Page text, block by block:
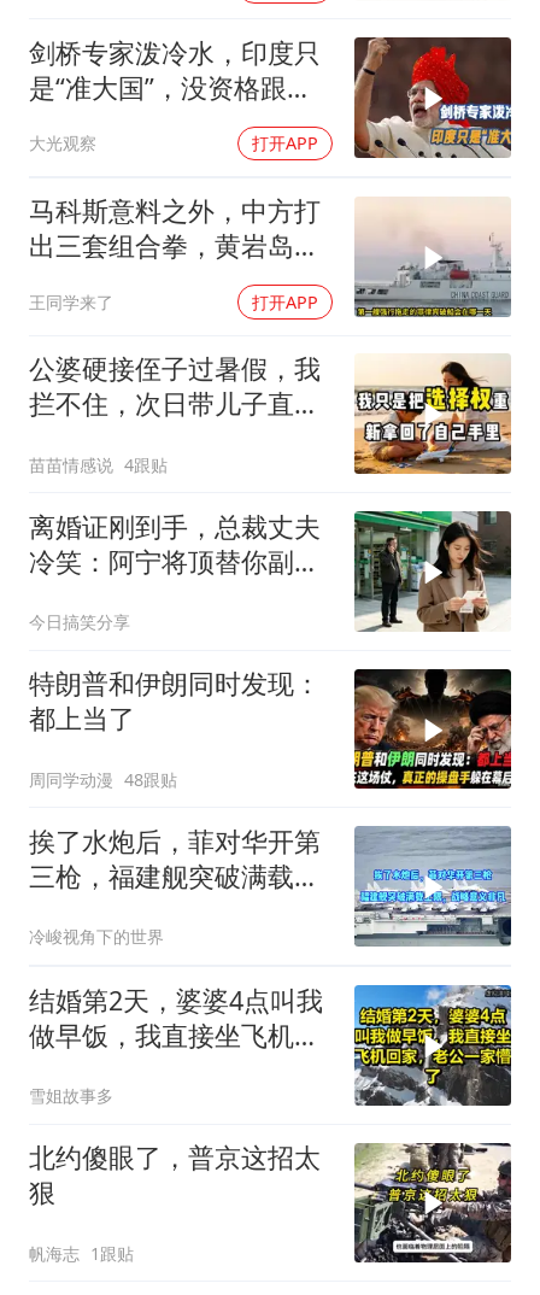
剑桥专家泼冷水，印度只
是“准大国”，没资格跟中
大光观察 打开APP
马科斯意料之外，中方打
出三套组合拳，黄岩岛将
王同学来了 打开APP
公婆硬接侄子过暑假，我
拦不住，次日带儿子直飞
苗苗情感说 4跟贴
离婚证刚到手，总裁丈夫
冷笑：阿宁将顶替你副总
今日搞笑分享
特朗普和伊朗同时发现：
都上当了
周同学动漫 48跟贴
挨了水炮后，菲对华开第
三枪，福建舰突破满载上
冷峻视角下的世界
结婚第2天，婆婆4点叫我
做早饭，我直接坐飞机回
雪姐故事多
北约傻眼了，普京这招太
狠
帆海志 1跟贴